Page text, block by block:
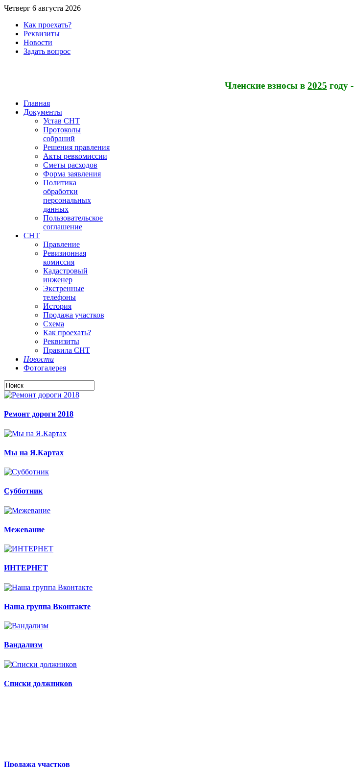
Четверг 6 августа 2026
Как проехать?
Реквизиты
Новости
Задать вопрос
Членские взносы в 2025 году -
Главная
Документы
Устав СНТ
Протоколы
собраний
Решения правления
Акты ревкомиссии
Сметы расходов
Форма заявления
Политика
обработки
персональных
данных
Пользовательское
соглашение
СНТ
Правление
Ревизионная
комиссия
Кадастровый
инженер
Экстренные
телефоны
История
Продажа участков
Схема
Как проехать?
Реквизиты
Правила СНТ
Новости
Фотогалерея
Ремонт дороги 2018
Мы на Я.Картах
Субботник
Межевание
ИНТЕРНЕТ
Наша группа Вконтакте
Вандализм
Списки должников
Продажа участков